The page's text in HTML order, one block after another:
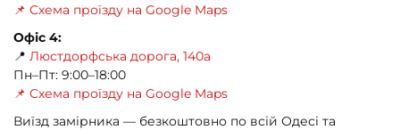
📌 Схема проїзду на Google Maps
Офіс 4:
📍 Люстдорфська дорога, 140а
Пн–Пт: 9:00–18:00
📌 Схема проїзду на Google Maps
Виїзд замірника — безкоштовно по всій Одесі та